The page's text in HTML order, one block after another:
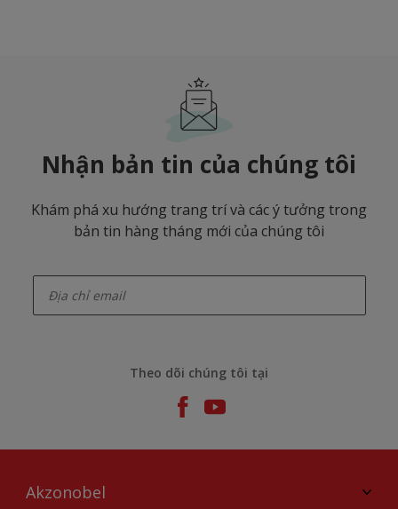
Nhận bản tin của chúng tôi
Khám phá xu hướng trang trí và các ý tưởng trong
bản tin hàng tháng mới của chúng tôi
Theo dõi chúng tôi tại
Akzonobel